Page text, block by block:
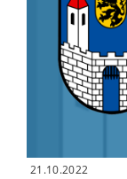
21.10.2022